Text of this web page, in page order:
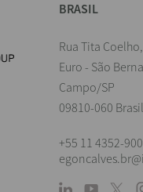
BRASIL
Rua Tita
Euro - São
Campo/SP
09810-060 Brasil
+55 11 4352-